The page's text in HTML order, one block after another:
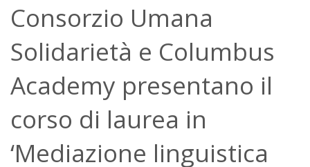
Consorzio Umana
Solidarietà e Columbus
Academy presentano il
corso di laurea in
‘Mediazione linguistica